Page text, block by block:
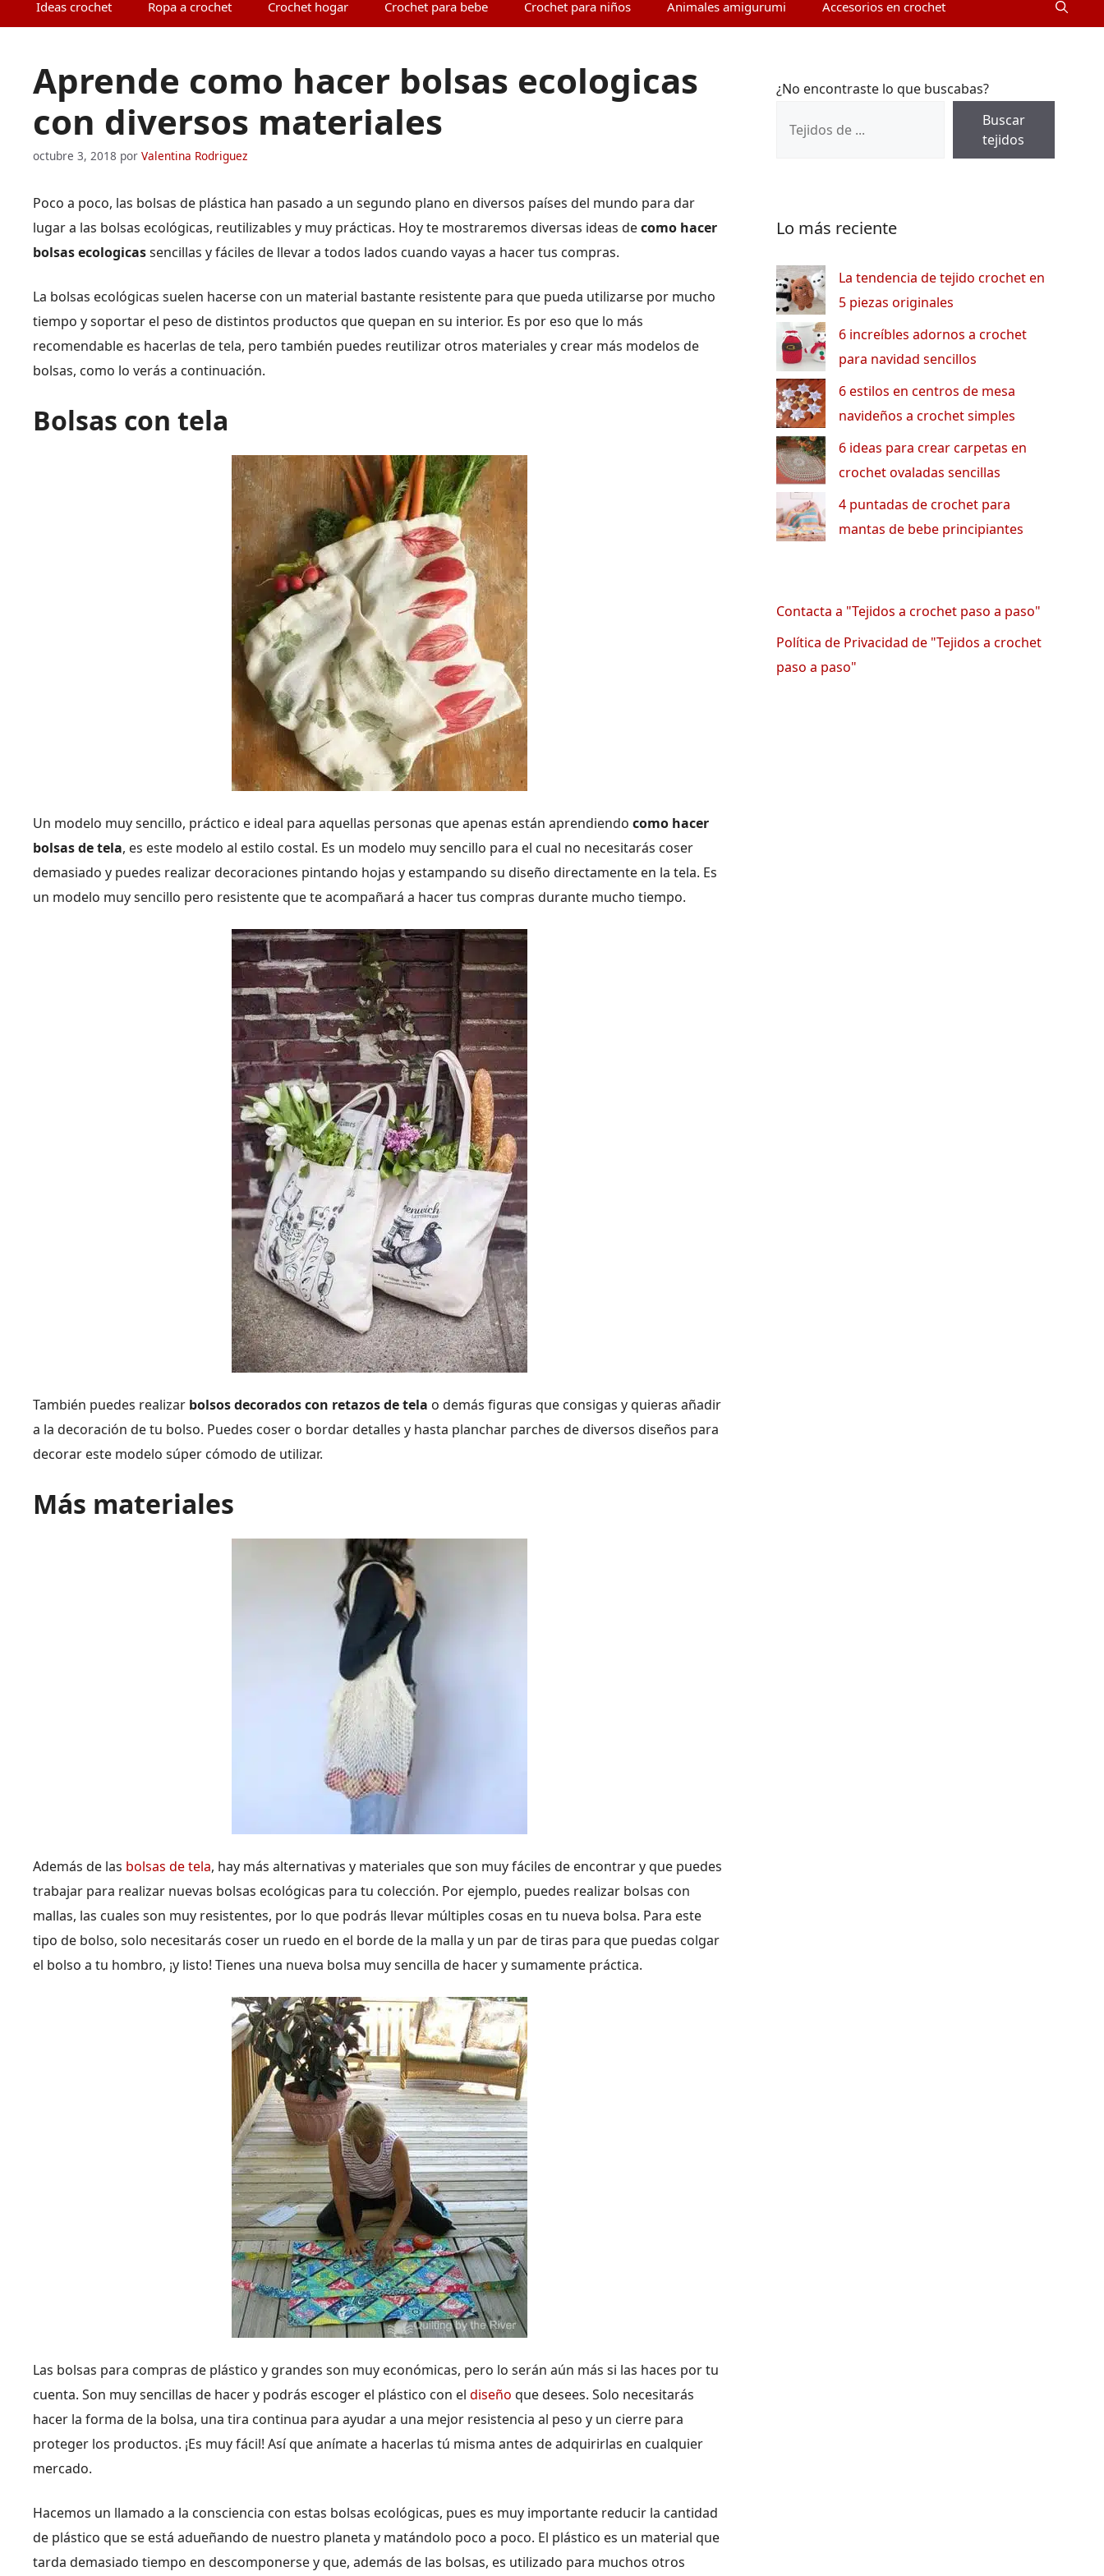
Ideas crochet Ropa a crochet Crochet hogar Crochet para bebe Crochet para niños Animales amigurumi Accesorios en crochet
Aprende como hacer bolsas ecologicas
con diversos materiales
octubre 3, 2018 por Valentina Rodriguez
Poco a poco, las bolsas de plástica han pasado a un segundo plano en diversos países del mundo para dar
lugar a las bolsas ecológicas, reutilizables y muy prácticas. Hoy te mostraremos diversas ideas decomo hacer
bolsas ecologicassencillas y fáciles de llevar a todos lados cuando vayas a hacer tus compras.
La bolsas ecológicas suelen hacerse con un material bastante resistente para que pueda utilizarse por mucho
tiempo y soportar el peso de distintos productos que quepan en su interior. Es por eso que lo más
recomendable es hacerlas de tela, pero también puedes reutilizar otros materiales y crear más modelos de
bolsas, como lo verás a continuación.
Bolsas con tela
Un modelo muy sencillo, práctico e ideal para aquellas personas que apenas están aprendiendo como hacer
bolsas de tela, es este modelo al estilo costal. Es un modelo muy sencillo para el cual no necesitarás coser
demasiado y puedes realizar decoraciones pintando hojas y estampando su diseño directamente en la tela. Es
un modelo muy sencillo pero resistente que te acompañará a hacer tus compras durante mucho tiempo.
También puedes realizar bolsos decorados con retazos de tela o demás figuras que consigas y quieras añadir
a la decoración de tu bolso. Puedes coser o bordar detalles y hasta planchar parches de diversos diseños para
decorar este modelo súper cómodo de utilizar.
Más materiales
Además de las bolsas de tela, hay más alternativas y materiales que son muy fáciles de encontrar y que puedes
trabajar para realizar nuevas bolsas ecológicas para tu colección. Por ejemplo, puedes realizar bolsas con
mallas, las cuales son muy resistentes, por lo que podrás llevar múltiples cosas en tu nueva bolsa. Para este
tipo de bolso, solo necesitarás coser un ruedo en el borde de la malla y un par de tiras para que puedas colgar
el bolso a tu hombro, ¡y listo! Tienes una nueva bolsa muy sencilla de hacer y sumamente práctica.
Las bolsas para compras de plástico y grandes son muy económicas, pero lo serán aún más si las haces por tu
cuenta. Son muy sencillas de hacer y podrás escoger el plástico con el diseño que desees. Solo necesitarás
hacer la forma de la bolsa, una tira continua para ayudar a una mejor resistencia al peso y un cierre para
proteger los productos. ¡Es muy fácil! Así que anímate a hacerlas tú misma antes de adquirirlas en cualquier
mercado.
Hacemos un llamado a la consciencia con estas bolsas ecológicas, pues es muy importante reducir la cantidad
de plástico que se está adueñando de nuestro planeta y matándolo poco a poco. El plástico es un material que
tarda demasiado tiempo en descomponerse y que, además de las bolsas, es utilizado para muchos otros
¿No encontraste lo que buscabas?
Buscar
tejidos
Lo más reciente
La tendencia de tejido crochet en
5 piezas originales
6 increíbles adornos a crochet
para navidad sencillos
6 estilos en centros de mesa
navideños a crochet simples
6 ideas para crear carpetas en
crochet ovaladas sencillas
4 puntadas de crochet para
mantas de bebe principiantes
Contacta a "Tejidos a crochet paso a paso"
Política de Privacidad de "Tejidos a crochet
paso a paso"